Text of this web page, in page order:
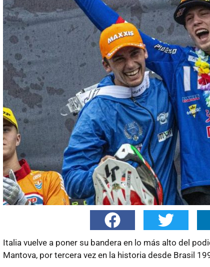
Italia vuelve a poner su bandera en lo más alto del
Mantova, por tercera vez en la historia desde Brasil